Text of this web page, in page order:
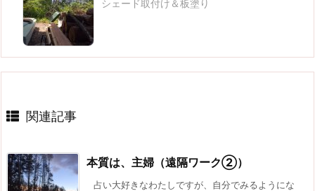
シェード取付け＆板塗り
関連記事
本質は、主婦（遠隔ワーク②）
占い大好きなわたしですが、自分でみるようにな